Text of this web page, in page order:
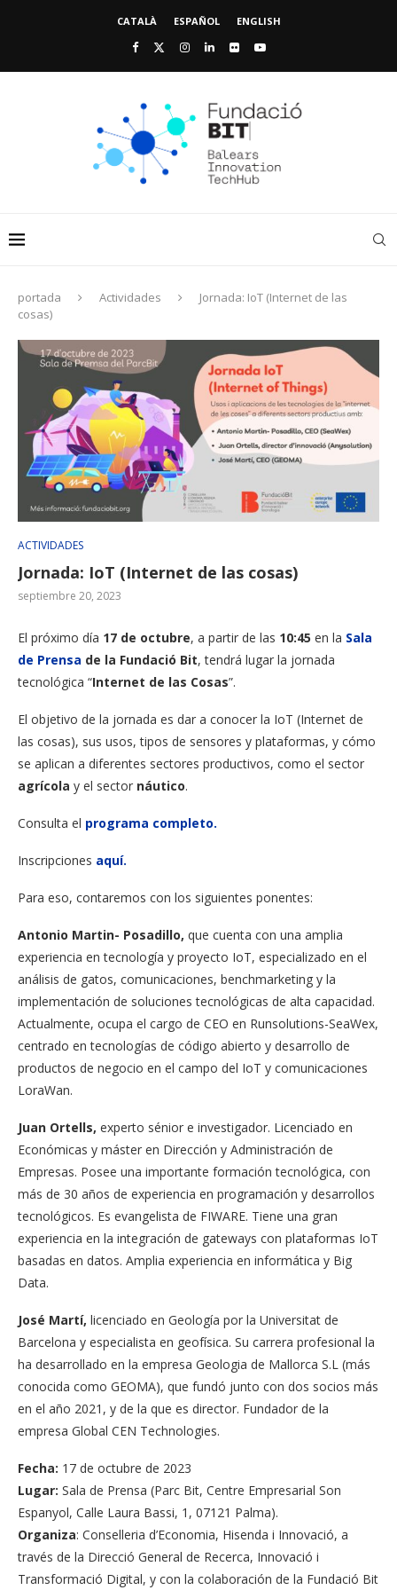
CATALÀ ESPAÑOL ENGLISH
portada Actividades
Jornada: IoT (Internet de las
cosas)
ACTIVIDADES
Jornada: IoT (Internet de las cosas)
septiembre 20, 2023
El próximo día 17 de octubre, a partir de las 10:45 en la Sala
de Prensa de la Fundació Bit, tendrá lugar la jornada
tecnológica “Internet de las Cosas”.
El objetivo de la jornada es dar a conocer la IoT (Internet de
las cosas), sus usos, tipos de sensores y plataformas, y cómo
se aplican a diferentes sectores productivos, como el sector
agrícola y el sector náutico.
Consulta el programa completo.
Inscripciones aquí.
Para eso, contaremos con los siguientes ponentes:
Antonio Martin- Posadillo, que cuenta con una amplia
experiencia en tecnología y proyecto IoT, especializado en el
análisis de gatos, comunicaciones, benchmarketing y la
implementación de soluciones tecnológicas de alta capacidad.
Actualmente, ocupa el cargo de CEO en Runsolutions-SeaWex,
centrado en tecnologías de código abierto y desarrollo de
productos de negocio en el campo del IoT y comunicaciones
LoraWan.
Juan Ortells, experto sénior e investigador. Licenciado en
Económicas y máster en Dirección y Administración de
Empresas. Posee una importante formación tecnológica, con
más de 30 años de experiencia en programación y desarrollos
tecnológicos. Es evangelista de FIWARE. Tiene una gran
experiencia en la integración de gateways con plataformas IoT
basadas en datos. Amplia experiencia en informática y Big
Data.
José Martí, licenciado en Geología por la Universitat de
Barcelona y especialista en geofísica. Su carrera profesional la
ha desarrollado en la empresa Geologia de Mallorca S.L (más
conocida como GEOMA), que fundó junto con dos socios más
en el año 2021, y de la que es director. Fundador de la
empresa Global CEN Technologies.
Fecha: 17 de octubre de 2023
Lugar: Sala de Prensa (Parc Bit, Centre Empresarial Son
Espanyol, Calle Laura Bassi, 1, 07121 Palma).
Organiza: Conselleria d’Economia, Hisenda i Innovació, a
través de la Direcció General de Recerca, Innovació i
Transformació Digital, y con la colaboración de la Fundació Bit